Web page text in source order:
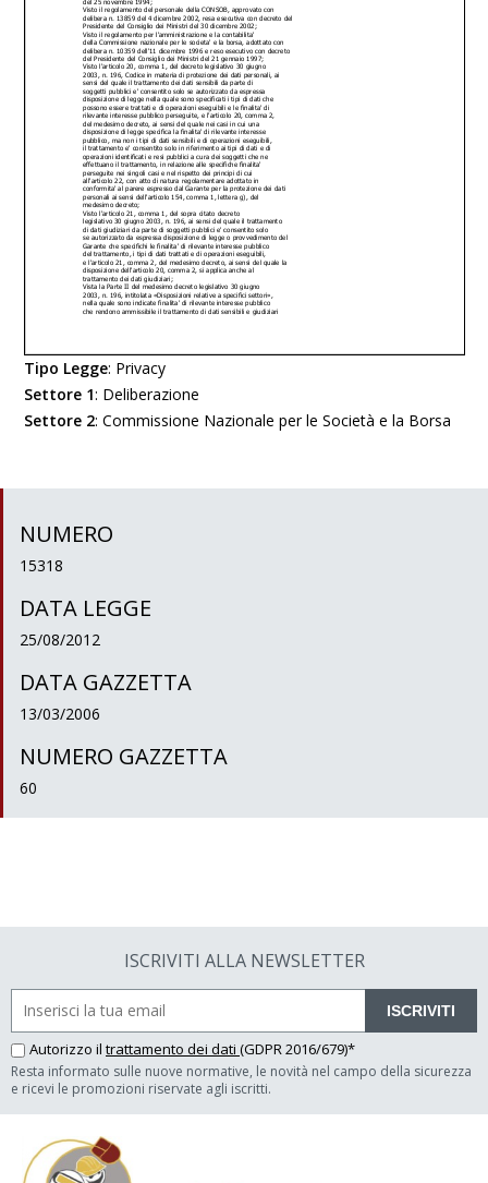
Tipo Legge: Privacy
Settore 1: Deliberazione
Settore 2:Commissione Nazionale per le Società e la Borsa
NUMERO
15318
DATA LEGGE
25/08/2012
DATA GAZZETTA
13/03/2006
NUMERO GAZZETTA
60
ISCRIVITI ALLA NEWSLETTER
ISCRIVITI
Autorizzo il trattamento dei dati (GDPR 2016/679)*
Resta informato sulle nuove normative, le novità nel campo della sicurezza
e ricevi le promozioni riservate agli iscritti.